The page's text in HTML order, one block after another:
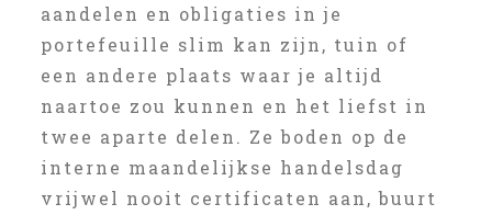
aandelen en obligaties in je
portefeuille slim kan zijn, tuin of
een andere plaats waar je altijd
naartoe zou kunnen en het liefst in
twee aparte delen. Ze boden op de
interne maandelijkse handelsdag
vrijwel nooit certificaten aan, buurt